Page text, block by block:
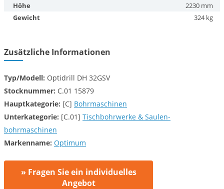
Höhe
2230 mm
Gewicht
324 kg
Zusätzliche Informationen
Typ/Modell: Optidrill DH 32GSV
Stocknummer: C.01 15879
Hauptkategorie: [C] Bohrmaschinen
Unterkategorie: [C.01] Tischbohrwerke & Saulen-
bohrmaschinen
Markenname: Optimum
» Fragen Sie ein individuelles
Angebot